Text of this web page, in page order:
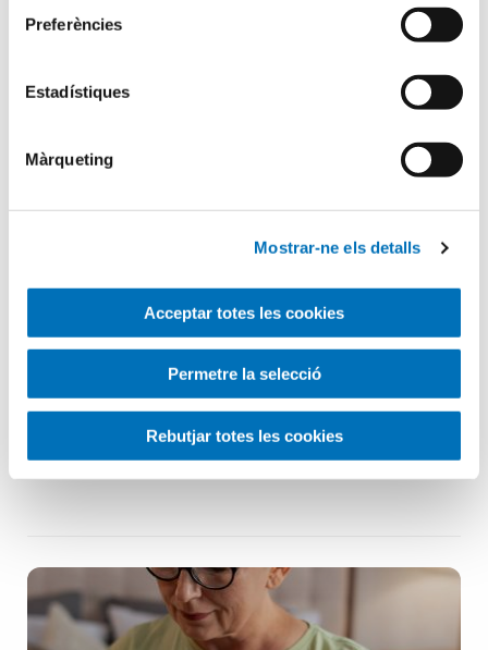
Preferències
Estadístiques
Màrqueting
Mostrar-ne els detalls
Acceptar totes les cookies
Permetre la selecció
Rebutjar totes les cookies
Alimentació saludable i càncer
El càncer és una malaltia molt prevalent que implica un
gran desgast físic com anímic. Els tractaments
oncològics sovint...